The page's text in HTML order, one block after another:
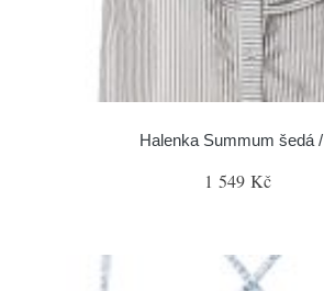
Halenka Summum šedá
1 549 Kč